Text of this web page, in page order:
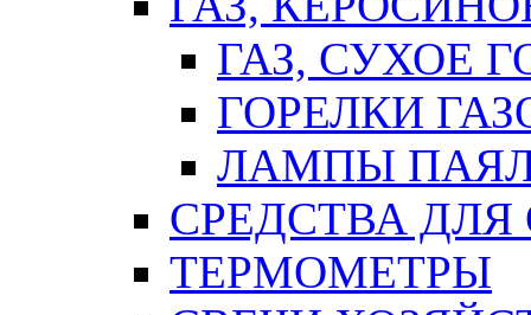
ГАЗ, СУХОЕ
ГОРЕЛКИ
ЛАМПЫ
СРЕДСТВА
ТЕРМОМЕТРЫ